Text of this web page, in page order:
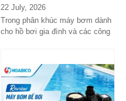
chắn, vận hành ổn định,
đáng cân nhắc cho hồ bơi
gia đình
22 July, 2026
Trong phân khúc máy bơm dành
cho hồ bơi gia đình và các công